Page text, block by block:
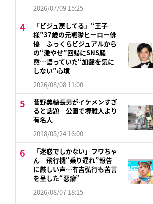
2026/07/09 15:25
「ビジュ戻してる」“王子
様”37歳の元戦隊ヒーロー俳
優 ふっくらビジュアルから
の“激やせ”回帰にSNS騒
然…語っていた“加齢を気に
しない”心境
2026/08/08 11:00
菅野美穂長男がイケメンすぎ
ると話題 公園で堺雅人より
有名人
2018/05/24 16:00
「迷惑でしかない」フワちゃ
ん 飛行機“乗り遅れ”報告
に厳しい声…有吉弘行も苦言
を呈した“悪癖”
2026/08/07 18:15